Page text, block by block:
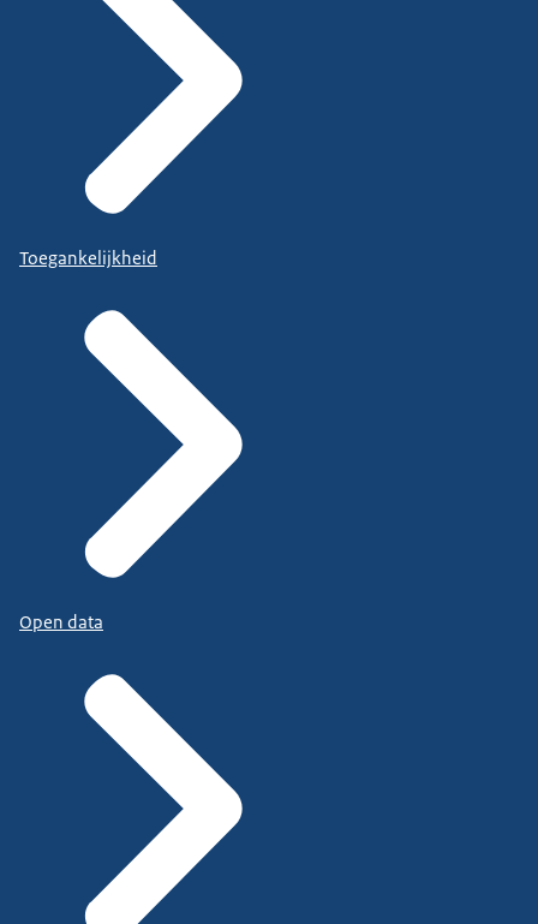
Toegankelijkheid
Open data